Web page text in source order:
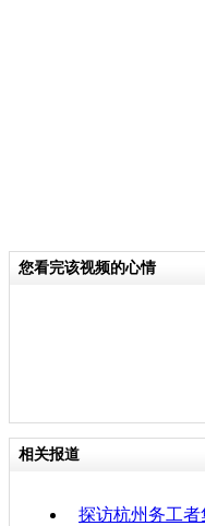
您看完该视频的心情
相关报道
探访杭州务工者